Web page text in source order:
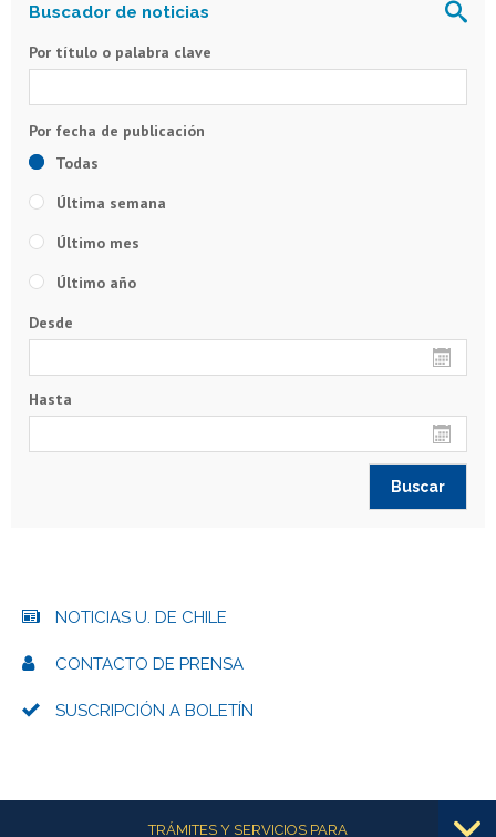
Por título o palabra clave
Todas
Última semana
Último mes
Último año
Desde
Hasta
NOTICIAS U. DE CHILE
CONTACTO DE PRENSA
SUSCRIPCIÓN A BOLETÍN
Más informaciónTRÁMITES Y SERVICIOS PARA